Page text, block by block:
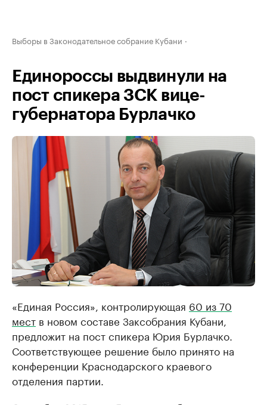
Выборы в Законодательное собрание Кубани
Единороссы выдвинули на
пост спикера ЗСК вице-
губернатора Бурлачко
«Единая Россия», контролирующая 60 из 70
мест в новом составе Заксобрания Кубани,
предложит на пост спикера Юрия Бурлачко.
Соответствующее решение было принято на
конференции Краснодарского краевого
отделения партии.